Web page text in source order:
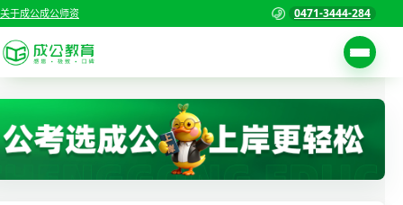
关于成公成公师资 0471-3444-284
考试公告
职位表
首页
国家公务员考试